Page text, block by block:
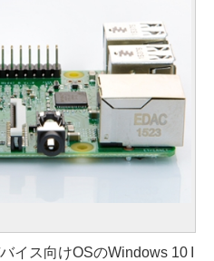
イス向けOSのWindows 10 I